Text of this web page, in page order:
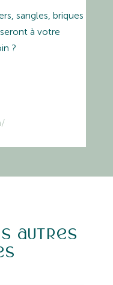
sangles, briques
à votre
?
autres